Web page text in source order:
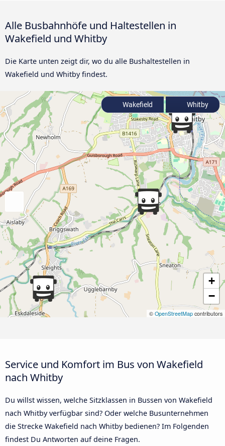
Alle Busbahnhöfe und Haltestellen in
Wakefield und Whitby
Die Karte unten zeigt dir, wo du alle Bushaltestellen in
Wakefield und Whitby findest.
+
−
© OpenStreetMap contributors
Wakefield Whitby
Service und Komfort im Bus von Wakefield
nach Whitby
Du willst wissen, welche Sitzklassen in Bussen von Wakefield
nach Whitby verfügbar sind? Oder welche Busunternehmen
die Strecke Wakefield nach Whitby bedienen? Im Folgenden
findest Du Antworten auf deine Fragen.